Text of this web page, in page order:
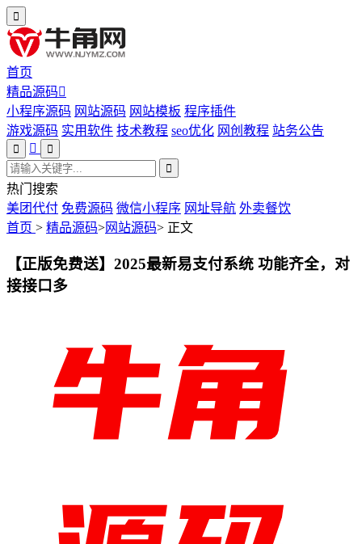
首页
精品源码
小程序源码 网站源码 网站模板 程序插件
游戏源码 实用软件 技术教程 seo优化 网创教程 站务公告
热门搜索
美团代付 免费源码 微信小程序 网址导航 外卖餐饮
首页 > 精品源码>网站源码> 正文
【正版免费送】2025最新易支付系统 功能齐全，对
接接口多